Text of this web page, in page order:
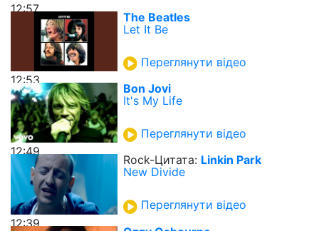
12:57
12:53
The Beatles
Let It Be
Переглянути відео
12:49
Bon Jovi
It's My Life
Переглянути відео
12:39
Rock-Цитата: Linkin Park
New Divide
Переглянути відео